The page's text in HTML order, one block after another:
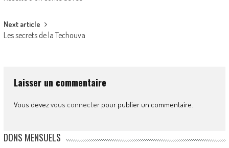
navigation
Next article
Les secrets de la Techouva
Laisser un commentaire
Vous devezvous connecterpour publier un commentaire.
DONS MENSUELS